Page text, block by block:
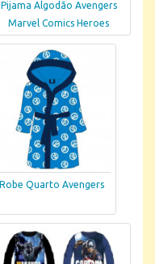
Pijama Algodão Avengers
Marvel Comics Heroes
Robe Quarto Avengers